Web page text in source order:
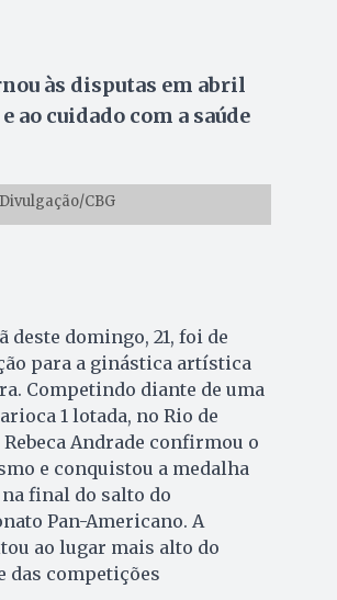
às disputas em abril
ao cuidado com a saúde
CBG
deste domingo, 21, foi de
para a ginástica artística
Competindo diante de uma
1 lotada, no Rio de
Rebeca Andrade confirmou o
e conquistou a medalha
final do salto do
Pan-Americano. A
ao lugar mais alto do
das competições